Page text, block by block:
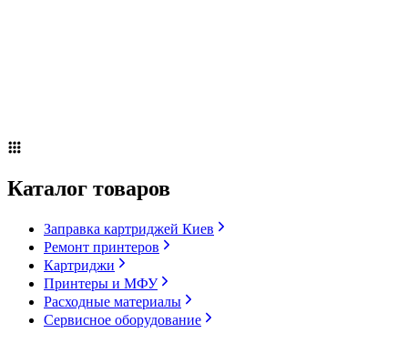
Каталог товаров
Заправка картриджей Киев
Ремонт принтеров
Картриджи
Принтеры и МФУ
Расходные материалы
Сервисное оборудование